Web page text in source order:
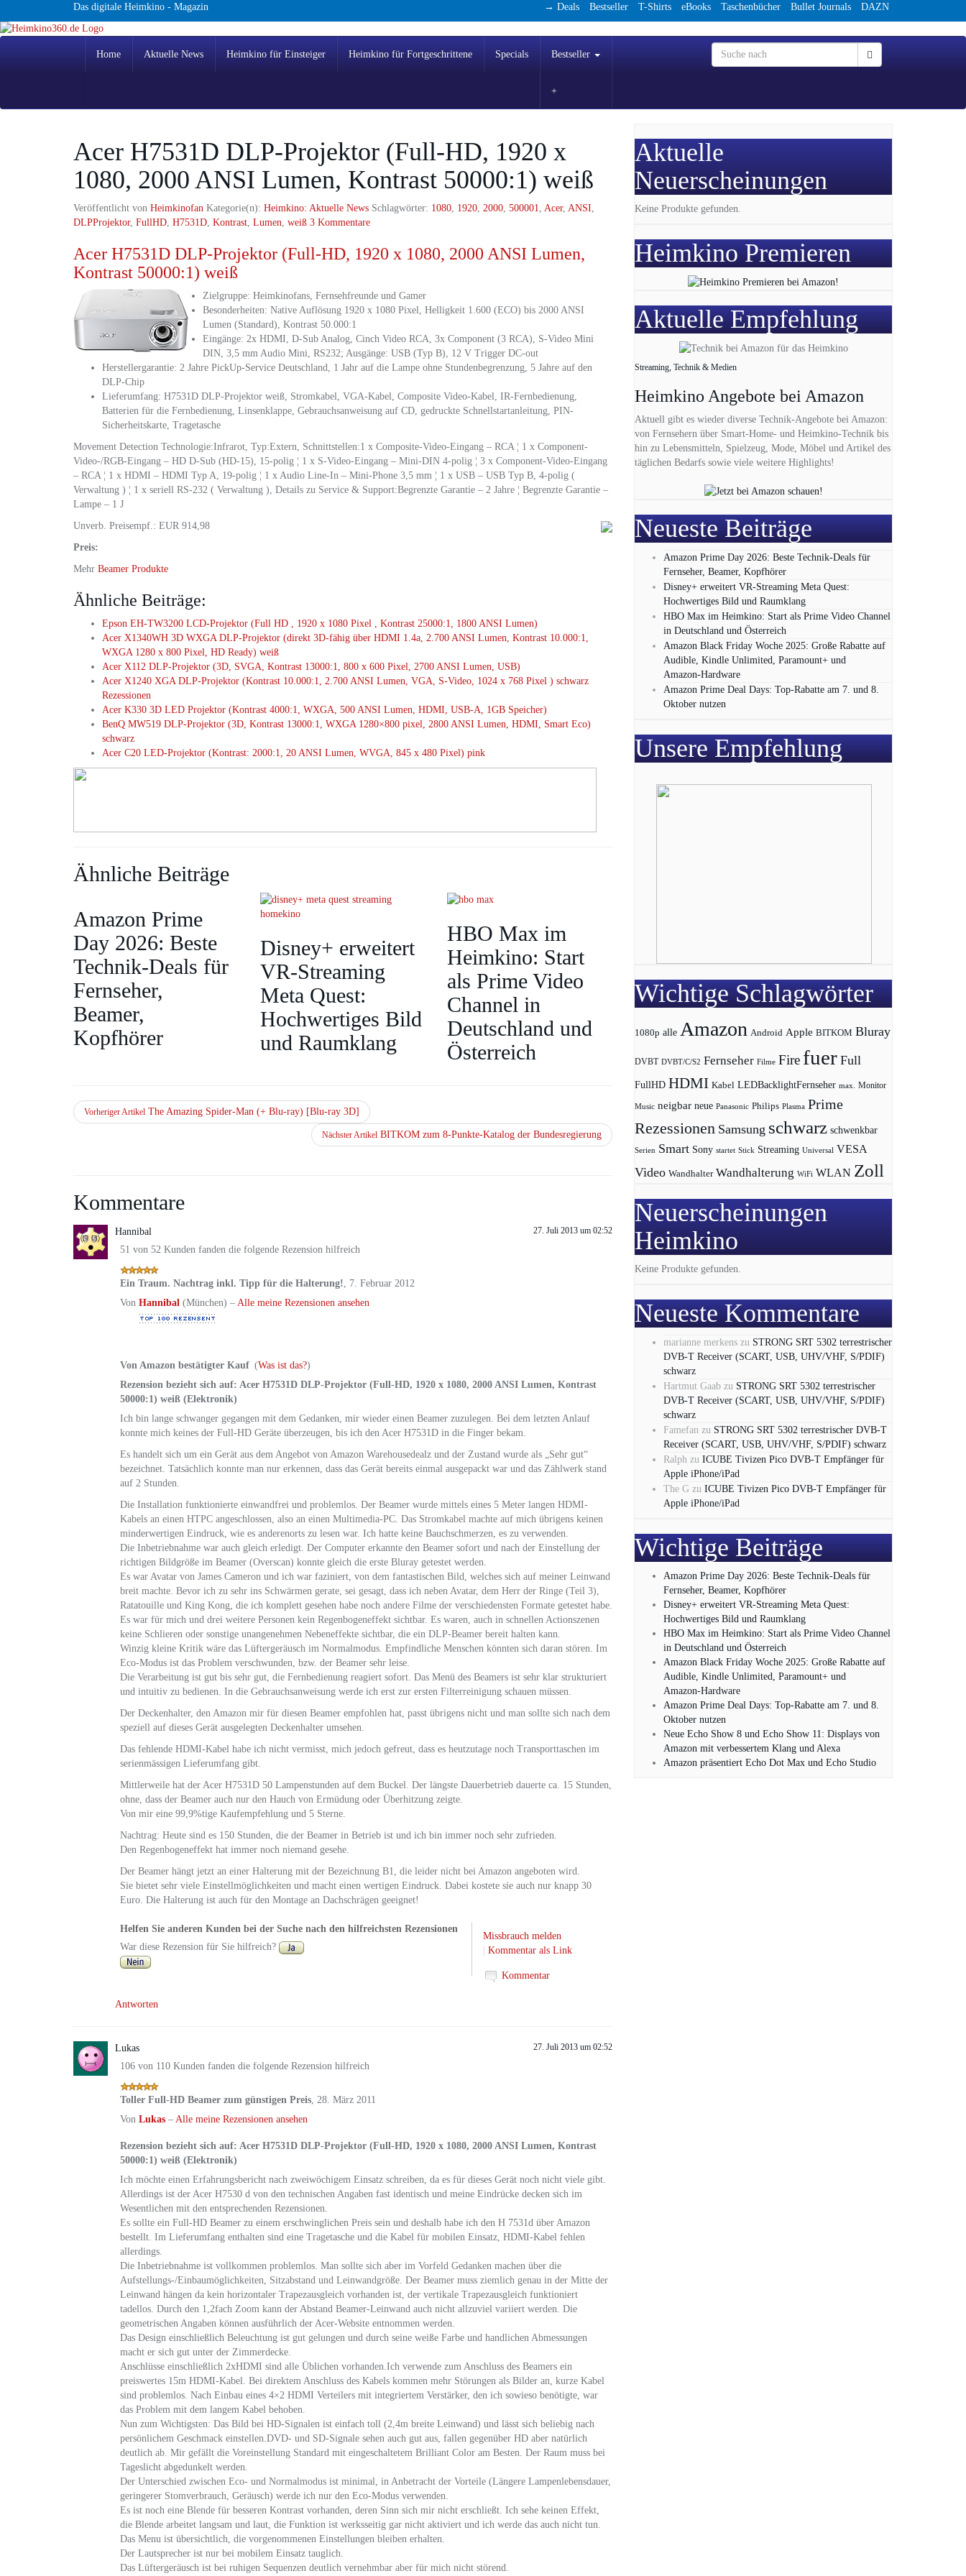
to
main
Das digitale Heimkino - Magazin → Deals Bestseller T-Shirts eBooks Taschenbücher Bullet Journals DAZN
Home Aktuelle News Heimkino für Einsteiger Heimkino für Fortgeschrittene Specials Bestseller
Acer H7531D DLP-Projektor (Full-HD, 1920 x
1080, 2000 ANSI Lumen, Kontrast 50000:1) weiß
Veröffentlicht von Heimkinofan Kategorie(n): Heimkino: Aktuelle News Schlagwörter: 1080, 1920, 2000, 500001, Acer, ANSI,
DLPProjektor, FullHD, H7531D, Kontrast, Lumen, weiß 3 Kommentare
Acer H7531D DLP-Projektor (Full-HD, 1920 x 1080, 2000 ANSI Lumen,
Kontrast 50000:1) weiß
Zielgruppe: Heimkinofans, Fernsehfreunde und Gamer
Besonderheiten: Native Auflösung 1920 x 1080 Pixel, Helligkeit 1.600 (ECO) bis 2000 ANSI
Lumen (Standard), Kontrast 50.000:1
Eingänge: 2x HDMI, D-Sub Analog, Cinch Video RCA, 3x Component (3 RCA), S-Video Mini
DIN, 3,5 mm Audio Mini, RS232; Ausgänge: USB (Typ B), 12 V Trigger DC-out
Herstellergarantie: 2 Jahre PickUp-Service Deutschland, 1 Jahr auf die Lampe ohne Stundenbegrenzung, 5 Jahre auf den
DLP-Chip
Lieferumfang: H7531D DLP-Projektor weiß, Stromkabel, VGA-Kabel, Composite Video-Kabel, IR-Fernbedienung,
Batterien für die Fernbedienung, Linsenklappe, Gebrauchsanweisung auf CD, gedruckte Schnellstartanleitung, PIN-
Sicherheitskarte, Tragetasche
Movement Detection Technologie:Infrarot, Typ:Extern, Schnittstellen:1 x Composite-Video-Eingang – RCA ¦ 1 x Component-
Video-/RGB-Eingang – HD D-Sub (HD-15), 15-polig ¦ 1 x S-Video-Eingang – Mini-DIN 4-polig ¦ 3 x Component-Video-Eingang
– RCA ¦ 1 x HDMI – HDMI Typ A, 19-polig ¦ 1 x Audio Line-In – Mini-Phone 3,5 mm ¦ 1 x USB – USB Typ B, 4-polig (
Verwaltung ) ¦ 1 x seriell RS-232 ( Verwaltung ), Details zu Service & Support:Begrenzte Garantie – 2 Jahre ¦ Begrenzte Garantie –
Lampe – 1 J
Unverb. Preisempf.: EUR 914,98
Preis:
Mehr Beamer Produkte
Ähnliche Beiträge:
Epson EH-TW3200 LCD-Projektor (Full HD , 1920 x 1080 Pixel , Kontrast 25000:1, 1800 ANSI Lumen)
Acer X1340WH 3D WXGA DLP-Projektor (direkt 3D-fähig über HDMI 1.4a, 2.700 ANSI Lumen, Kontrast 10.000:1,
WXGA 1280 x 800 Pixel, HD Ready) weiß
Acer X112 DLP-Projektor (3D, SVGA, Kontrast 13000:1, 800 x 600 Pixel, 2700 ANSI Lumen, USB)
Acer X1240 XGA DLP-Projektor (Kontrast 10.000:1, 2.700 ANSI Lumen, VGA, S-Video, 1024 x 768 Pixel ) schwarz
Rezessionen
Acer K330 3D LED Projektor (Kontrast 4000:1, WXGA, 500 ANSI Lumen, HDMI, USB-A, 1GB Speicher)
BenQ MW519 DLP-Projektor (3D, Kontrast 13000:1, WXGA 1280×800 pixel, 2800 ANSI Lumen, HDMI, Smart Eco)
schwarz
Acer C20 LED-Projektor (Kontrast: 2000:1, 20 ANSI Lumen, WVGA, 845 x 480 Pixel) pink
Ähnliche Beiträge
Amazon Prime
Day 2026: Beste
Technik-Deals für
Fernseher,
Beamer,
Kopfhörer
Disney+ erweitert
VR‑Streaming
Meta Quest:
Hochwertiges Bild
und Raumklang
HBO Max im
Heimkino: Start
als Prime Video
Channel in
Deutschland und
Österreich
Vorheriger Artikel The Amazing Spider-Man (+ Blu-ray) [Blu-ray 3D]
Nächster Artikel BITKOM zum 8-Punkte-Katalog der Bundesregierung
Kommentare
Hannibal 27. Juli 2013 um 02:52
51 von 52 Kunden fanden die folgende Rezension hilfreich
Ein Traum. Nachtrag inkl. Tipp für die Halterung!, 7. Februar 2012
Von Hannibal (München) – Alle meine Rezensionen ansehen
Von Amazon bestätigter Kauf (Was ist das?)
Rezension bezieht sich auf: Acer H7531D DLP-Projektor (Full-HD, 1920 x 1080, 2000 ANSI Lumen, Kontrast
50000:1) weiß (Elektronik)
Ich bin lange schwanger gegangen mit dem Gedanken, mir wieder einen Beamer zuzulegen. Bei dem letzten Anlauf
konnte mich keines der Full-HD Geräte überzeugen, bis ich den Acer H7531D in die Finger bekam.
Es handelt sich um ein Gerät aus dem Angebot von Amazon Warehousedealz und der Zustand wurde als „Sehr gut“
bezeichnet. Tatsächlich konnte man nur erkennen, dass das Gerät bereits einmal ausgepackt war und das Zählwerk stand
auf 2 Stunden.
Die Installation funktionierte einwandfrei und problemlos. Der Beamer wurde mittels eines 5 Meter langen HDMI-
Kabels an einen HTPC angeschlossen, also an einen Multimedia-PC. Das Stromkabel machte auf mich übrigens keinen
minderwertigen Eindruck, wie es anderenorts zu lesen war. Ich hatte keine Bauchschmerzen, es zu verwenden.
Die Inbetriebnahme war auch gleich erledigt. Der Computer erkannte den Beamer sofort und nach der Einstellung der
richtigen Bildgröße im Beamer (Overscan) konnte gleich die erste Bluray getestet werden.
Es war Avatar von James Cameron und ich war faziniert, von dem fantastischen Bild, welches sich auf meiner Leinwand
breit machte. Bevor ich zu sehr ins Schwärmen gerate, sei gesagt, dass ich neben Avatar, dem Herr der Ringe (Teil 3),
Ratatouille und King Kong, die ich komplett gesehen habe noch andere Filme der verschiedensten Formate getestet habe.
Es war für mich und drei weitere Personen kein Regenbogeneffekt sichtbar. Es waren, auch in schnellen Actionszenen
keine Schlieren oder sonstige unangenehmen Nebeneffekte sichtbar, die ein DLP-Beamer bereit halten kann.
Winzig kleine Kritik wäre das Lüftergeräusch im Normalmodus. Empfindliche Menschen könnten sich daran stören. Im
Eco-Modus ist das Problem verschwunden, bzw. der Beamer sehr leise.
Die Verarbeitung ist gut bis sehr gut, die Fernbedienung reagiert sofort. Das Menü des Beamers ist sehr klar strukturiert
und intuitiv zu bedienen. In die Gebrauchsanweisung werde ich erst zur ersten Filterreinigung schauen müssen.
Der Deckenhalter, den Amazon mir für diesen Beamer empfohlen hat, passt übrigens nicht und man sollte sich nach dem
speziell auf dieses Gerät ausgelegten Deckenhalter umsehen.
Das fehlende HDMI-Kabel habe ich nicht vermisst, mich jedoch gefreut, dass es heutzutage noch Transporttaschen im
serienmässigen Lieferumfang gibt.
Mittlerweile hat der Acer H7531D 50 Lampenstunden auf dem Buckel. Der längste Dauerbetrieb dauerte ca. 15 Stunden,
ohne, dass der Beamer auch nur den Hauch von Ermüdung oder Überhitzung zeigte.
Von mir eine 99,9%tige Kaufempfehlung und 5 Sterne.
Nachtrag: Heute sind es 150 Stunden, die der Beamer in Betrieb ist und ich bin immer noch sehr zufrieden.
Den Regenbogeneffekt hat immer noch niemand gesehe.
Der Beamer hängt jetzt an einer Halterung mit der Bezeichnung B1, die leider nicht bei Amazon angeboten wird.
Sie bietet sehr viele Einstellmöglichkeiten und macht einen wertigen Eindruck. Dabei kostete sie auch nur knapp 30
Euro. Die Halterung ist auch für den Montage an Dachschrägen geeignet!
Helfen Sie anderen Kunden bei der Suche nach den hilfreichsten Rezensionen
War diese Rezension für Sie hilfreich?
Missbrauch melden
Kommentar als Link
Kommentar
Antworten
Lukas 27. Juli 2013 um 02:52
106 von 110 Kunden fanden die folgende Rezension hilfreich
Toller Full-HD Beamer zum günstigen Preis, 28. März 2011
Von Lukas – Alle meine Rezensionen ansehen
Rezension bezieht sich auf: Acer H7531D DLP-Projektor (Full-HD, 1920 x 1080, 2000 ANSI Lumen, Kontrast
50000:1) weiß (Elektronik)
Ich möchte einen Erfahrungsbericht nach zweiwöchigem Einsatz schreiben, da es für dieses Gerät noch nicht viele gibt.
Allerdings ist der Acer H7530 d von den technischen Angaben fast identisch und meine Eindrücke decken sich im
Wesentlichen mit den entsprechenden Rezensionen.
Es sollte ein Full-HD Beamer zu einem erschwinglichen Preis sein und deshalb habe ich den H 7531d über Amazon
bestellt. Im Lieferumfang enthalten sind eine Tragetasche und die Kabel für mobilen Einsatz, HDMI-Kabel fehlen
allerdings.
Die Inbetriebnahme ist vollkommen problemlos. Man sollte sich aber im Vorfeld Gedanken machen über die
Aufstellungs-/Einbaumöglichkeiten, Sitzabstand und Leinwandgröße. Der Beamer muss ziemlich genau in der Mitte der
Leinwand hängen da kein horizontaler Trapezausgleich vorhanden ist, der vertikale Trapezausgleich funktioniert
tadellos. Durch den 1,2fach Zoom kann der Abstand Beamer-Leinwand auch nicht allzuviel variiert werden. Die
geometrischen Angaben können ausführlich der Acer-Website entnommen werden.
Das Design einschließlich Beleuchtung ist gut gelungen und durch seine weiße Farbe und handlichen Abmessungen
macht er sich gut unter der Zimmerdecke.
Anschlüsse einschließlich 2xHDMI sind alle Üblichen vorhanden.Ich verwende zum Anschluss des Beamers ein
preiswertes 15m HDMI-Kabel. Bei direktem Anschluss des Kabels kommen mehr Störungen als Bilder an, kurze Kabel
sind problemlos. Nach Einbau eines 4×2 HDMI Verteilers mit integriertem Verstärker, den ich sowieso benötigte, war
das Problem mit dem langem Kabel behoben.
Nun zum Wichtigsten: Das Bild bei HD-Signalen ist einfach toll (2,4m breite Leinwand) und lässt sich beliebig nach
persönlichem Geschmack einstellen.DVD- und SD-Signale sehen auch gut aus, fallen gegenüber HD aber natürlich
deutlich ab. Mir gefällt die Voreinstellung Standard mit eingeschaltetem Brilliant Color am Besten. Der Raum muss bei
Tageslicht abgedunkelt werden.
Der Unterschied zwischen Eco- und Normalmodus ist minimal, in Anbetracht der Vorteile (Längere Lampenlebensdauer,
geringerer Stomverbrauch, Geräusch) werde ich nur den Eco-Modus verwenden.
Es ist noch eine Blende für besseren Kontrast vorhanden, deren Sinn sich mir nicht erschließt. Ich sehe keinen Effekt,
die Blende arbeitet langsam und laut, die Funktion ist werksseitig gar nicht aktiviert und ich werde das auch nicht tun.
Das Menu ist übersichtlich, die vorgenommenen Einstellungen bleiben erhalten.
Der Lautsprecher ist nur bei mobilem Einsatz tauglich.
Das Lüftergeräusch ist bei ruhigen Sequenzen deutlich vernehmbar aber für mich nicht störend.
Aktuelle
Neuerscheinungen
Keine Produkte gefunden.
Heimkino Premieren
Aktuelle Empfehlung
Streaming, Technik & Medien
Heimkino Angebote bei Amazon
Aktuell gibt es wieder diverse Technik-Angebote bei Amazon:
von Fernsehern über Smart-Home- und Heimkino-Technik bis
hin zu Lebensmitteln, Spielzeug, Mode, Möbel und Artikel des
täglichen Bedarfs sowie viele weitere Highlights!
Neueste Beiträge
Amazon Prime Day 2026: Beste Technik-Deals für
Fernseher, Beamer, Kopfhörer
Disney+ erweitert VR‑Streaming Meta Quest:
Hochwertiges Bild und Raumklang
HBO Max im Heimkino: Start als Prime Video Channel
in Deutschland und Österreich
Amazon Black Friday Woche 2025: Große Rabatte auf
Audible, Kindle Unlimited, Paramount+ und
Amazon‑Hardware
Amazon Prime Deal Days: Top-Rabatte am 7. und 8.
Oktober nutzen
Unsere Empfehlung
Wichtige Schlagwörter
1080p alle Amazon Android Apple BITKOM Bluray
DVBT DVBT/C/S2 Fernseher Filme Fire fuer Full
FullHD HDMI Kabel LEDBacklightFernseher max. Monitor
Music neigbar neue Panasonic Philips Plasma Prime
Rezessionen Samsung schwarz schwenkbar
Serien Smart Sony startet Stick Streaming Universal VESA
Video Wandhalter Wandhalterung WiFi WLAN Zoll
Neuerscheinungen
Heimkino
Keine Produkte gefunden.
Neueste Kommentare
marianne merkens zu STRONG SRT 5302 terrestrischer
DVB-T Receiver (SCART, USB, UHV/VHF, S/PDIF)
schwarz
Hartmut Gaab zu STRONG SRT 5302 terrestrischer
DVB-T Receiver (SCART, USB, UHV/VHF, S/PDIF)
schwarz
Famefan zu STRONG SRT 5302 terrestrischer DVB-T
Receiver (SCART, USB, UHV/VHF, S/PDIF) schwarz
Ralph zu ICUBE Tivizen Pico DVB-T Empfänger für
Apple iPhone/iPad
The G zu ICUBE Tivizen Pico DVB-T Empfänger für
Apple iPhone/iPad
Wichtige Beiträge
Amazon Prime Day 2026: Beste Technik-Deals für
Fernseher, Beamer, Kopfhörer
Disney+ erweitert VR‑Streaming Meta Quest:
Hochwertiges Bild und Raumklang
HBO Max im Heimkino: Start als Prime Video Channel
in Deutschland und Österreich
Amazon Black Friday Woche 2025: Große Rabatte auf
Audible, Kindle Unlimited, Paramount+ und
Amazon‑Hardware
Amazon Prime Deal Days: Top-Rabatte am 7. und 8.
Oktober nutzen
Neue Echo Show 8 und Echo Show 11: Displays von
Amazon mit verbessertem Klang und Alexa
Amazon präsentiert Echo Dot Max und Echo Studio